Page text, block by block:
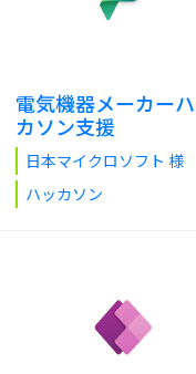
電気機器メーカー
カソン支援
日本マイクロソフト 様
ハッカソン